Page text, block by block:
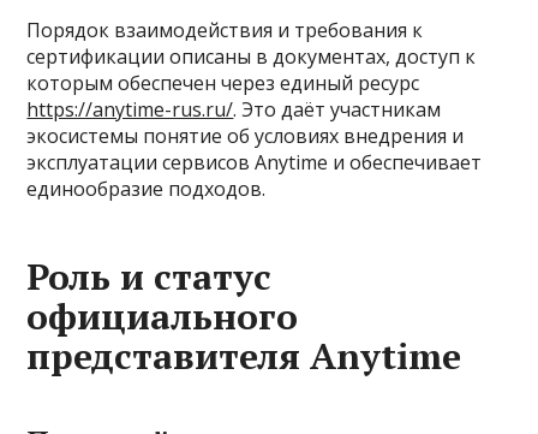
Порядок взаимодействия и требования к
сертификации описаны в документах, доступ к
которым обеспечен через единый ресурс
https://anytime-rus.ru/. Это даёт участникам
экосистемы понятие об условиях внедрения и
эксплуатации сервисов Anytime и обеспечивает
единообразие подходов.
Роль и статус
официального
представителя Anytime